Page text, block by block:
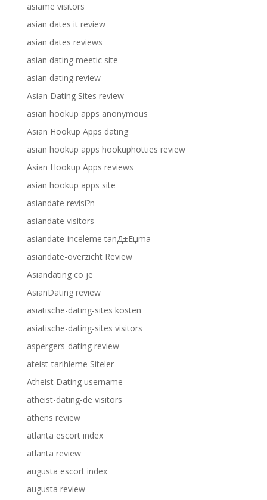
asiame visitors
asian dates it review
asian dates reviews
asian dating meetic site
asian dating review
Asian Dating Sites review
asian hookup apps anonymous
Asian Hookup Apps dating
asian hookup apps hookuphotties review
Asian Hookup Apps reviews
asian hookup apps site
asiandate revisi?n
asiandate visitors
asiandate-inceleme tanД±Еџma
asiandate-overzicht Review
Asiandating co je
AsianDating review
asiatische-dating-sites kosten
asiatische-dating-sites visitors
aspergers-dating review
ateist-tarihleme Siteler
Atheist Dating username
atheist-dating-de visitors
athens review
atlanta escort index
atlanta review
augusta escort index
augusta review